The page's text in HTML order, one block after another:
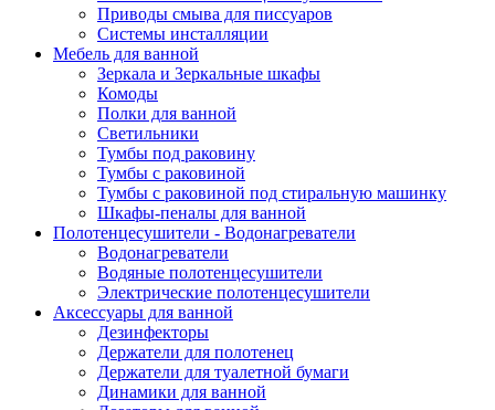
Приводы смыва для писсуаров
Системы инсталляции
Мебель для ванной
Зеркала и Зеркальные шкафы
Комоды
Полки для ванной
Светильники
Тумбы под раковину
Тумбы с раковиной
Тумбы с раковиной под стиральную машинку
Шкафы-пеналы для ванной
Полотенцесушители - Водонагреватели
Водонагреватели
Водяные полотенцесушители
Электрические полотенцесушители
Аксессуары для ванной
Дезинфекторы
Держатели для полотенец
Держатели для туалетной бумаги
Динамики для ванной